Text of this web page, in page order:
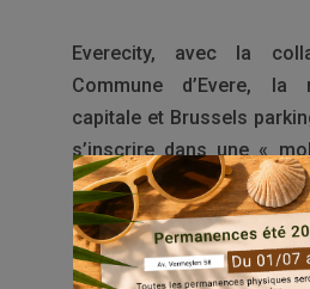
Everecity, avec la
Commune d’Evere, la
capitale et Brussels
s’inscrire dans une «
sein de ses quartiers.
« La mobilité douce », au
c’est ? Le vélo, la